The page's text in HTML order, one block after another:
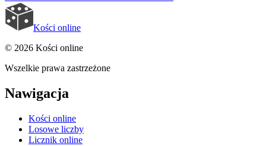
Kości online
© 2026 Kości online
Wszelkie prawa zastrzeżone
Nawigacja
Kości online
Losowe liczby
Licznik online